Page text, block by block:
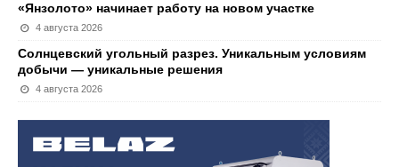
«Янзолото» начинает работу на новом участке
4 августа 2026
Солнцевский угольный разрез. Уникальным условиям
добычи — уникальные решения
4 августа 2026